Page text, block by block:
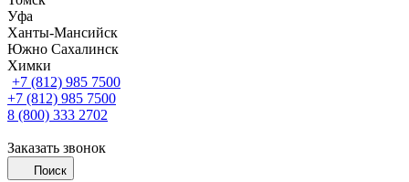
Уфа
Ханты-Мансийск
Южно Сахалинск
Химки
+7 (812) 985 7500
+7 (812) 985 7500
8 (800) 333 2702
Заказать звонок
Поиск